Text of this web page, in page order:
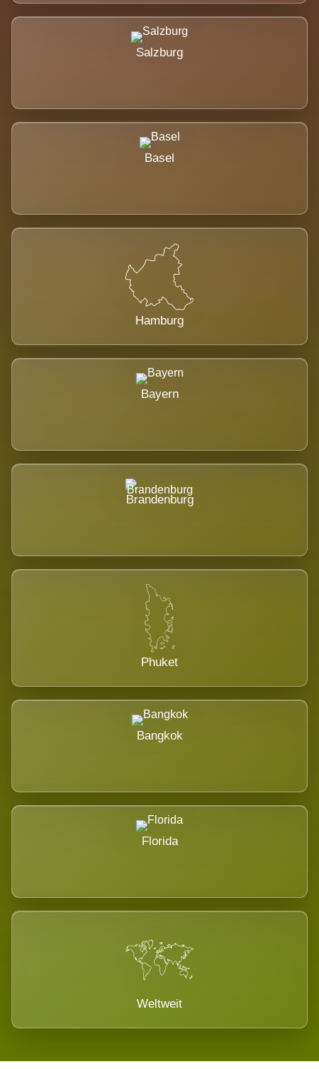
Salzburg
Basel
Hamburg
Bayern
Brandenburg
Phuket
Bangkok
Florida
Weltweit